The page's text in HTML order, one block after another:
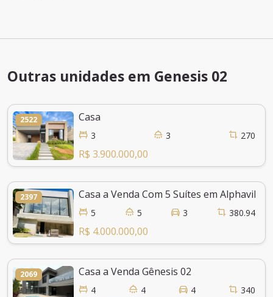
Outras unidades em Genesis 02
2522 Casa
3 3 270
R$ 3.900.000,00
2397 Casa a Venda Com 5 Suítes em Alphaville
5 5 3 380.94
R$ 4.000.000,00
2069 Casa a Venda Gênesis 02
4 4 4 340